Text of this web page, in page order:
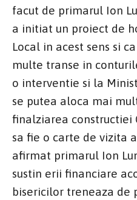
facut de primarul Ion
a initiat un proiect de
Local in acest sens si
multe transe in
o interventie si la
se putea aloca mai
finalziarea constructiei
sa fie o carte de vizita
afirmat primarul Ion
sustin erii financiare
bisericilor treneaza de